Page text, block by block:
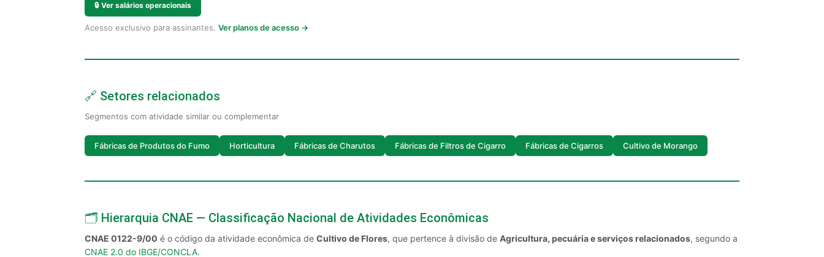
🔒 Ver salários operacionais
Acesso exclusivo para assinantes. Ver planos de acesso →
🔗 Setores relacionados
Segmentos com atividade similar ou complementar
Fábricas de Produtos do Fumo Horticultura Fábricas de Charutos Fábricas de Filtros de Cigarro Fábricas de Cigarros Cultivo de Morango
🗂️ Hierarquia CNAE — Classificação Nacional de Atividades Econômicas
CNAE 0122-9/00 é o código da atividade econômica de Cultivo de Flores, que pertence à divisão de Agricultura, pecuária e serviços relacionados, segundo a
CNAE 2.0 do IBGE/CONCLA.